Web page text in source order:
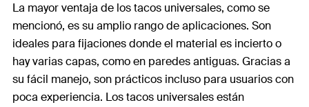
La mayor ventaja de los tacos universales, como se
mencionó, es su amplio rango de aplicaciones. Son
ideales para fijaciones donde el material es incierto o
hay varias capas, como en paredes antiguas. Gracias a
su fácil manejo, son prácticos incluso para usuarios con
poca experiencia. Los tacos universales están